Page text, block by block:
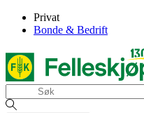
Privat
Bonde & Bedrift